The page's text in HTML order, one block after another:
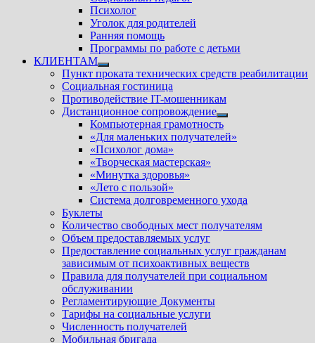
Психолог
Уголок для родителей
Ранняя помощь
Программы по работе с детьми
КЛИЕНТАМ
Показать
подменю
Пункт проката технических средств реабилитации
Социальная гостиница
Противодействие IT-мошенникам
Дистанционное сопровождение
Показать
подменю
Компьютерная грамотность
«Для маленьких получателей»
«Психолог дома»
«Творческая мастерская»
«Минутка здоровья»
«Лето с пользой»
Система долговременного ухода
Буклеты
Количество свободных мест получателям
Объем предоставляемых услуг
Предоставление социальных услуг гражданам
зависимым от психоактивных веществ
Правила для получателей при социальном
обслуживании
Регламентирующие Документы
Тарифы на социальные услуги
Численность получателей
Мобильная бригада